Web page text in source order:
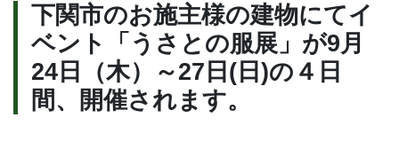
下関市のお施主様の建物にてイ
ベント「うさとの服展」が9月
24日（木）～27日(日)の４日
間、開催されます。